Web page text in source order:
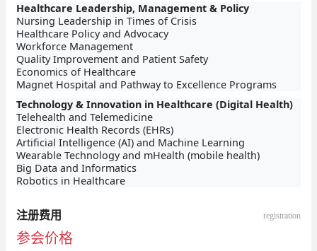
Healthcare Leadership, Management & Policy
Nursing Leadership in Times of Crisis
Healthcare Policy and Advocacy
Workforce Management
Quality Improvement and Patient Safety
Economics of Healthcare
Magnet Hospital and Pathway to Excellence Programs
Technology & Innovation in Healthcare (Digital Health)
Telehealth and Telemedicine
Electronic Health Records (EHRs)
Artificial Intelligence (AI) and Machine Learning
Wearable Technology and mHealth (mobile health)
Big Data and Informatics
Robotics in Healthcare
注册费用 registration
参会价格